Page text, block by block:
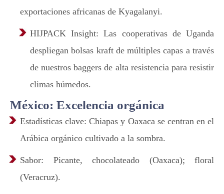
exportaciones africanas de Kyagalanyi.
HIJPACK Insight: Las cooperativas de Uganda
despliegan bolsas kraft de múltiples capas a través
de nuestros baggers de alta resistencia para resistir
climas húmedos.
México: Excelencia orgánica
Estadísticas clave: Chiapas y Oaxaca se centran en el
Arábica orgánico cultivado a la sombra.
Sabor: Picante, chocolateado (Oaxaca); floral
(Veracruz).